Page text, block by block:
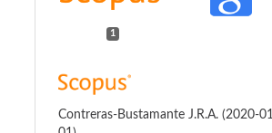
1
Contreras-Bustamante J.R.A. (2020-